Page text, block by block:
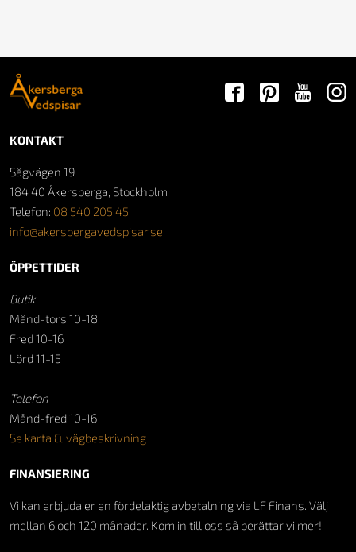
KONTAKT
Sågvägen 19
184 40 Åkersberga, Stockholm
Telefon: 08 540 205 45
info@akersbergavedspisar.se
ÖPPETTIDER
Butik
Månd-tors 10-18
Fred 10-16
Lörd 11-15
Telefon
Månd-fred 10-16
Se karta & vägbeskrivning
FINANSIERING
Vi kan erbjuda er en fördelaktig avbetalning via LF Finans. Välj
mellan 6 och 120 månader. Kom in till oss så berättar vi mer!